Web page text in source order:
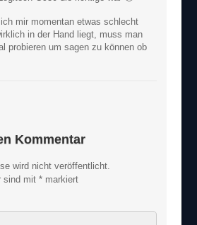
mir momentan etwas schlecht
in der Hand liegt, muss man
probieren um sagen zu können ob
Kommentar
wird nicht veröffentlicht.
sind mit* markiert